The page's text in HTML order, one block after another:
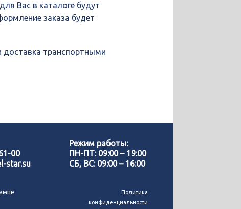
Вас в каталоге будут
заказа будет
доставка транспортными
00
star.su
Режим работы:
ПН-ПТ: 09:00 – 19:00
СБ, ВС: 09:00 – 16:00
Политика
конфиденциальности